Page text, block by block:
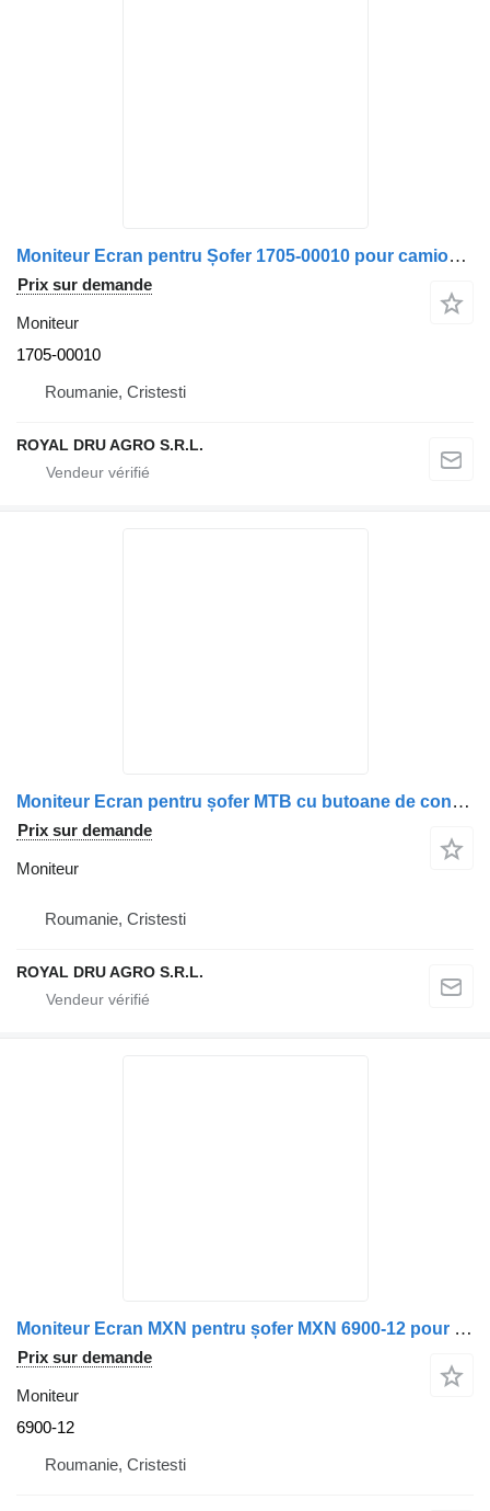
Moniteur Ecran pentru Șofer 1705-00010 pour camion Scania cu Butoane și Conector AV
Prix sur demande
Moniteur
1705-00010
Roumanie, Cristesti
ROYAL DRU AGRO S.R.L.
Moniteur Ecran pentru șofer MTB cu butoane de control și conector pour camion Scania MTB7300
Prix sur demande
Moniteur
Roumanie, Cristesti
ROYAL DRU AGRO S.R.L.
Moniteur Ecran MXN pentru șofer MXN 6900-12 pour camion Scania
Prix sur demande
Moniteur
6900-12
Roumanie, Cristesti